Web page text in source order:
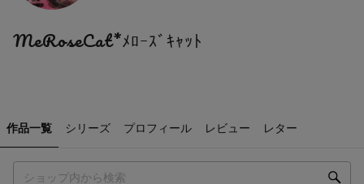
MeRoseCat*ﾒﾛｰｽﾞｷｬｯﾄ
作品一覧 シリーズ プロフィール レビュー レター